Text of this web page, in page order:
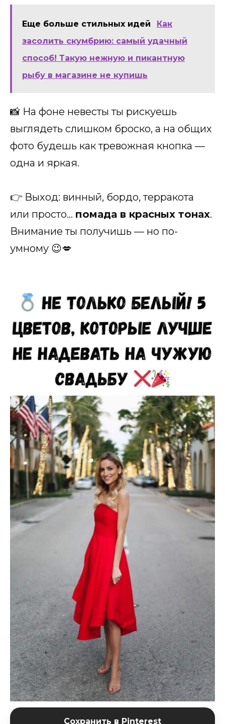
Еще больше стильных идей
Как
засолить скумбрию: самый удачный
способ! Такую нежную и пикантную
рыбу в магазине не купишь
📸 На фоне невесты ты рискуешь
выглядеть слишком броско, а на общих
фото будешь как тревожная кнопка —
одна и яркая.
👉 Выход: винный, бордо, терракота
или просто… помада в красных тонах.
Внимание ты получишь — но по-
умному 😉💋
Сохранить в Pinterest